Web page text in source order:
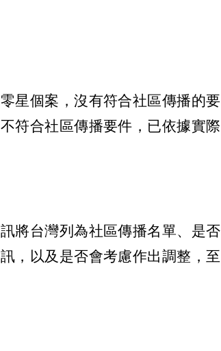
星個案，沒有符合社區傳播的要
符合社區傳播要件，已依據實際
將台灣列為社區傳播名單、是否
，以及是否會考慮作出調整，至